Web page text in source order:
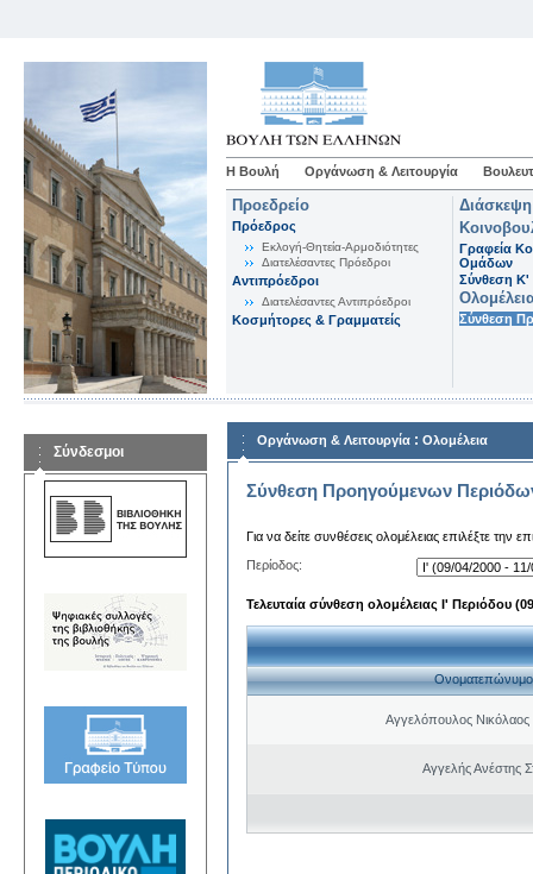
Η Βουλή Οργάνωση & Λειτουργία
Προεδρείο
Πρόεδρος
Εκλογή-Θητεία-Αρμοδιότητες
Διατελέσαντες Πρόεδροι
Αντιπρόεδροι
Διατελέσαντες Αντιπρόεδροι
Κοσμήτορες & Γραμματείς
Γραφεία
Ομάδων
Σύνθεση K'
Σύνθεση
Σύνδεσμοι
Οργάνωση & Λειτουργία : Ολομέλεια
Σύνθεση Προηγούμενων
Για να δείτε συνθέσεις ολομέλειας επιλέξτε την
Περίοδος:
Τελευταία σύνθεση ολομέλειας Ι' Περιόδου
Ονοματεπώνυμο
Αγγελόπουλος Νικόλαος
Αγγελής Ανέστης